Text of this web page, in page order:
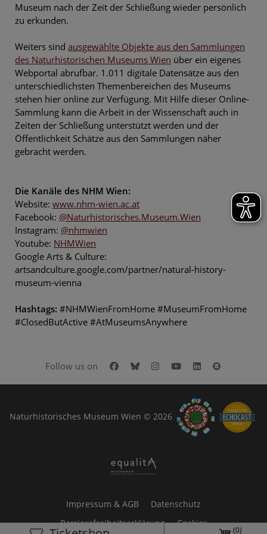
Museum nach der Zeit der Schließung wieder persönlich
zu erkunden.
Weiters sind ausgewählte Objekte aus den Sammlungen
des Naturhistorischen Museums Wien über ein eigenes
Webportal abrufbar. 1.011 digitale Datensätze aus den
unterschiedlichsten Themenbereichen des Museums
stehen hier online zur Verfügung. Mit Hilfe dieser Online-
Sammlung kann die Arbeit in der Wissenschaft auch in
Zeiten der Schließung unterstützt werden und der
Öffentlichkeit Schätze aus den Sammlungen näher
gebracht werden.
Die Kanäle des NHM Wien:
Website: www.nhm-wien.ac.at
Facebook: @Naturhistorisches.Museum.Wien
Instagram: @nhmwien
Youtube: NHMWien
Google Arts & Culture:
artsandculture.google.com/partner/natural-history-
museum-vienna
Hashtags: #NHMWienFromHome #MuseumFromHome
#ClosedButActive #AtMuseumsAnywhere
Follow us on Facebook
BlueskyInstagram
YoutubeLinkedIn
(0)
Naturhistorisches Museum Wien © 2026
Impressum & AGB
Datenschutz
Barrierefreiheitserklärung
Cookies